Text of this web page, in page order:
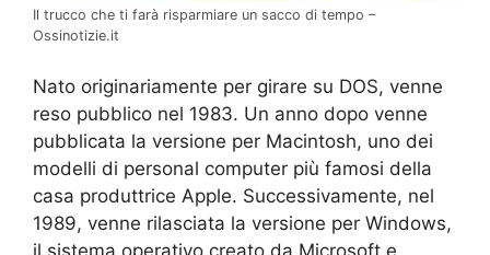
Il trucco che ti farà risparmiare un sacco di tempo –
Ossinotizie.it
Nato originariamente per girare su DOS, venne
reso pubblico nel 1983. Un anno dopo venne
pubblicata la versione per Macintosh, uno dei
modelli di personal computer più famosi della
casa produttrice Apple. Successivamente, nel
1989, venne rilasciata la versione per Windows,